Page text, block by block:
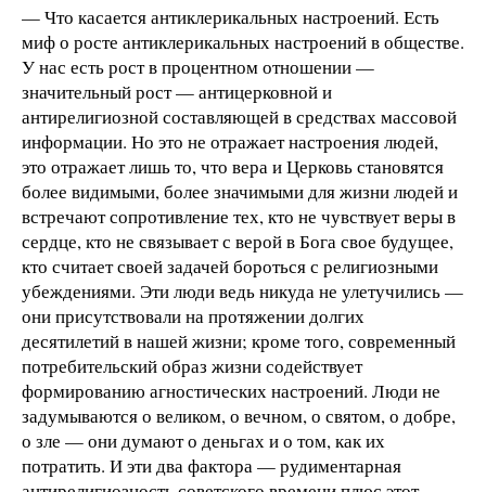
— Что касается антиклерикальных настроений. Есть
миф о росте антиклерикальных настроений в обществе.
У нас есть рост в процентном отношении —
значительный рост — антицерковной и
антирелигиозной составляющей в средствах массовой
информации. Но это не отражает настроения людей,
это отражает лишь то, что вера и Церковь становятся
более видимыми, более значимыми для жизни людей и
встречают сопротивление тех, кто не чувствует веры в
сердце, кто не связывает с верой в Бога свое будущее,
кто считает своей задачей бороться с религиозными
убеждениями. Эти люди ведь никуда не улетучились —
они присутствовали на протяжении долгих
десятилетий в нашей жизни; кроме того, современный
потребительский образ жизни содействует
формированию агностических настроений. Люди не
задумываются о великом, о вечном, о святом, о добре,
о зле — они думают о деньгах и о том, как их
потратить. И эти два фактора — рудиментарная